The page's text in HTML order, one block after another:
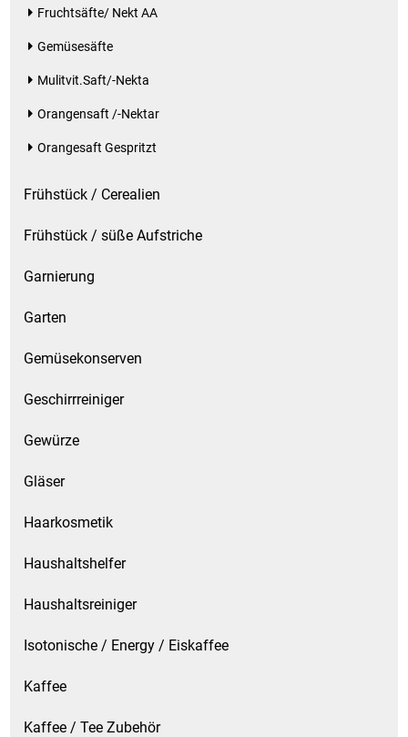
Fruchtsäfte/ Nekt AA
Gemüsesäfte
Mulitvit.Saft/-Nekta
Orangensaft /-Nektar
Orangesaft Gespritzt
Frühstück / Cerealien
Frühstück / süße Aufstriche
Garnierung
Garten
Gemüsekonserven
Geschirrreiniger
Gewürze
Gläser
Haarkosmetik
Haushaltshelfer
Haushaltsreiniger
Isotonische / Energy / Eiskaffee
Kaffee
Kaffee / Tee Zubehör